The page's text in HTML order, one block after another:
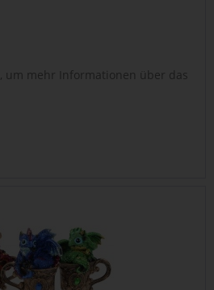
, um mehr Informationen über das